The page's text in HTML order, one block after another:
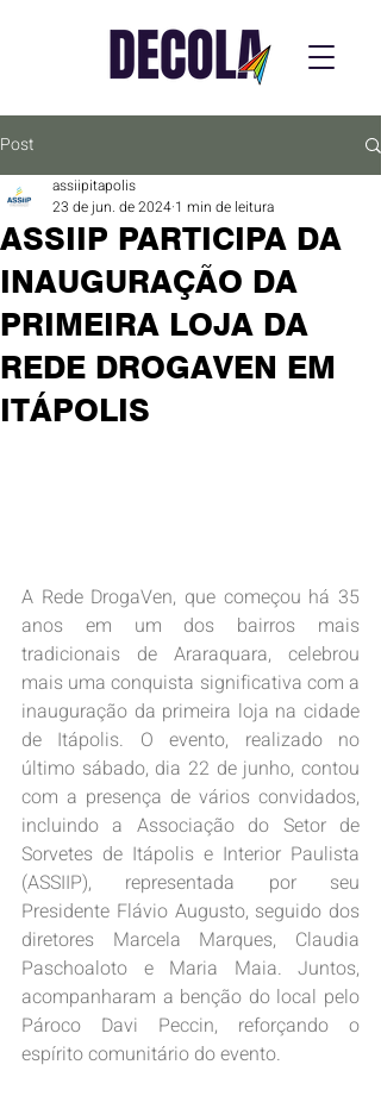
Post
ASSIIP PARTICIPA DA
INAUGURAÇÃO DA
PRIMEIRA LOJA DA
REDE DROGAVEN EM
ITÁPOLIS
assiipitapolis
23 de jun. de 2024 1 min de leitura
A Rede DrogaVen, que começou há 35
anos em um dos bairros mais
tradicionais de Araraquara, celebrou
mais uma conquista significativa com a
inauguração da primeira loja na cidade
de Itápolis. O evento, realizado no
último sábado, dia 22 de junho, contou
com a presença de vários convidados,
incluindo a Associação do Setor de
Sorvetes de Itápolis e Interior Paulista
(ASSIIP), representada por seu
Presidente Flávio Augusto, seguido dos
diretores Marcela Marques, Claudia
Paschoaloto e Maria Maia. Juntos,
acompanharam a benção do local pelo
Pároco Davi Peccin, reforçando o
espírito comunitário do evento.